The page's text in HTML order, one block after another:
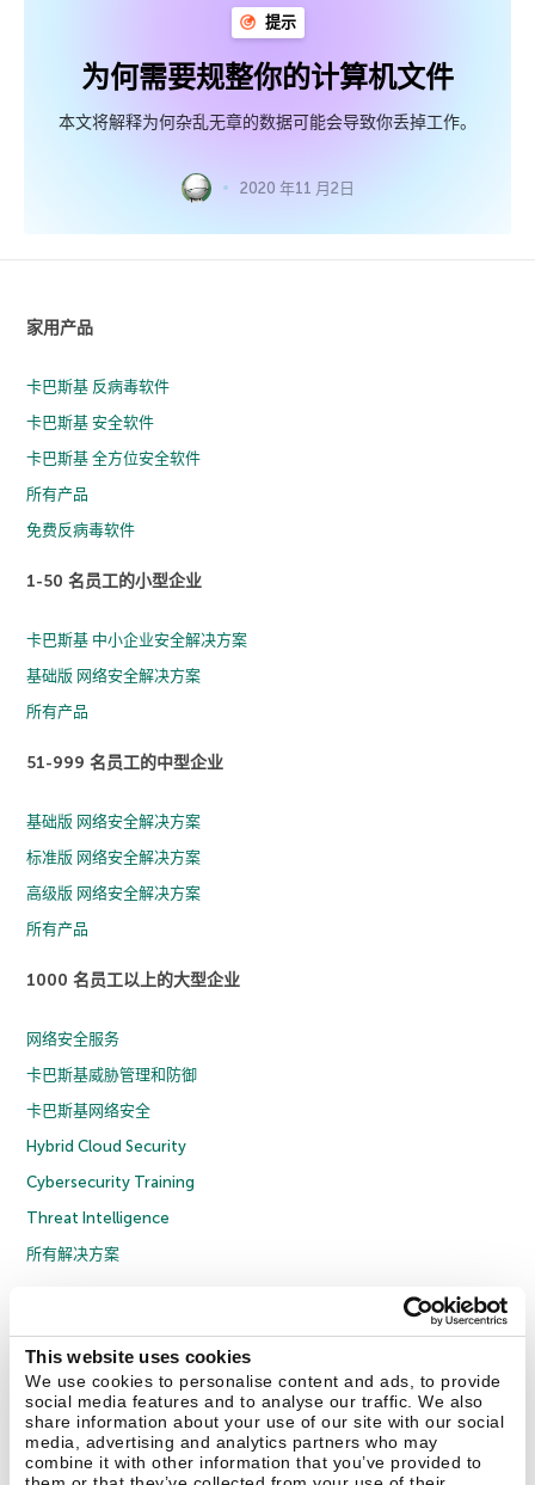
This website uses cookies
We use cookies to personalise content and ads, to provide
social media features and to analyse our traffic. We also
share information about your use of our site with our social
media, advertising and analytics partners who may
combine it with other information that you’ve provided to
提示
为何需要规整你的计算机文件
本文将解释为何杂乱无章的数据可能会导致你丢掉工作。
2020 年11 月2日
家用产品
卡巴斯基 反病毒软件
卡巴斯基 安全软件
卡巴斯基 全方位安全软件
所有产品
免费反病毒软件
1-50 名员工的小型企业
卡巴斯基 中小企业安全解决方案
基础版 网络安全解决方案
所有产品
51-999 名员工的中型企业
基础版 网络安全解决方案
标准版 网络安全解决方案
高级版 网络安全解决方案
所有产品
1000 名员工以上的大型企业
网络安全服务
卡巴斯基威胁管理和防御
卡巴斯基网络安全
Hybrid Cloud Security
Cybersecurity Training
Threat Intelligence
所有解决方案
隐私策略
反腐败政策
许可协议 B2B
京ICP备12053225号
京公网安备 11010102001169号
联系我们 关于我们 合作伙伴 Blog 资源中心 新闻稿